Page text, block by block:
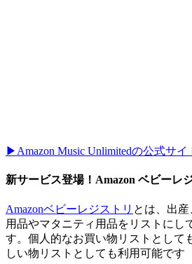
▶︎Amazon Music Unlimitedの公式サ
新サービス登場！Amazon ベビーレ
Amazonベビーレジストリ とは、出
用品やマタニティ用品をリストにし
す。個人的なお買い物リストとして
しい物リストとしても利用可能です